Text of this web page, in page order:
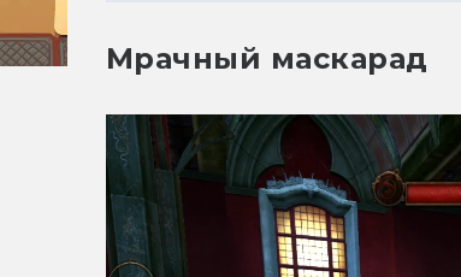
Мрачный маскарад